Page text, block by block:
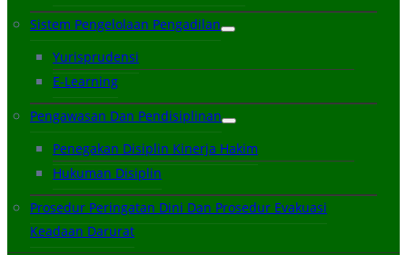
Sistem Pengelolaan Pengadilan
Yurisprudensi
E-Learning
Pengawasan Dan Pendisiplinan
Penegakan Disiplin Kinerja Hakim
Hukuman Disiplin
Prosedur Peringatan Dini Dan Prosedur Evakuasi
Keadaan Darurat